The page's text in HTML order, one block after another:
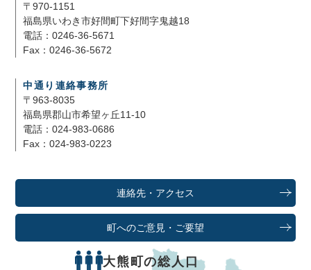
〒970-1151
福島県いわき市好間町下好間字鬼越18
電話：0246-36-5671
Fax：0246-36-5672
中通り連絡事務所
〒963-8035
福島県郡山市希望ヶ丘11-10
電話：024-983-0686
Fax：024-983-0223
連絡先・アクセス
町へのご意見・ご要望
大熊町の総人口